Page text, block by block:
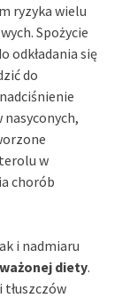
ryzyka wielu
Spożycie
odkładania się
do
nasyconych,
w
chorób
i nadmiaru
diety.
tłuszczów